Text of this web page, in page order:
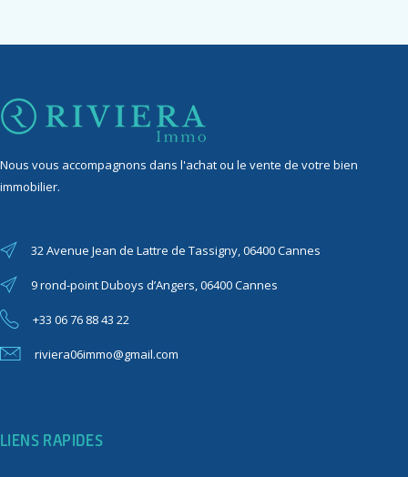
Nous vous accompagnons dans l'achat ou le vente de votre bien
immobilier.
32 Avenue Jean de Lattre de Tassigny, 06400 Cannes
9 rond-point Duboys d’Angers, 06400 Cannes
+33 06 76 88 43 22
riviera06immo@gmail.com
LIENS RAPIDES